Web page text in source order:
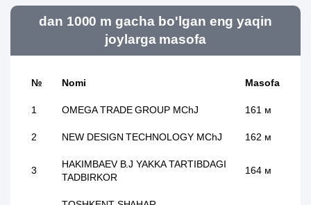
dan 1000 m gacha bo'lgan eng yaqin
joylarga masofa
№ Nomi Masofa
1 OMEGA TRADE GROUP MChJ 161 м
2 NEW DESIGN TECHNOLOGY MChJ 162 м
3
HAKIMBAEV B.J YAKKA TARTIBDAGI
TADBIRKOR
164 м